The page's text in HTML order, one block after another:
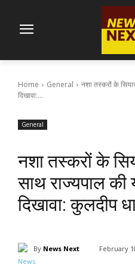
Home General
नशा तस्करों के
दिखावा:...
General
नशा तस्करों के
साथ राज्यपाल की
दिखावा: कुलदीप
By News Next February